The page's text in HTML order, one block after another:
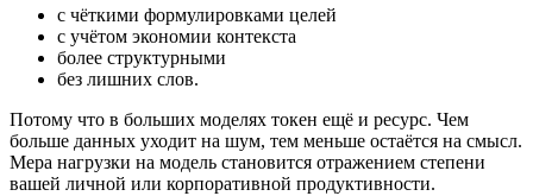
с чёткими формулировками целей
с учётом экономии контекста
более структурными
без лишних слов.
Потому что в больших моделях токен ещё и ресурс. Чем
больше данных уходит на шум, тем меньше остаётся на смысл.
Мера нагрузки на модель становится отражением степени
вашей личной или корпоративной продуктивности.